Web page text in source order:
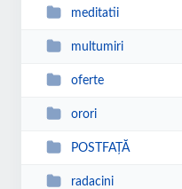
meditatii
multumiri
oferte
orori
POSTFAȚĂ
radacini